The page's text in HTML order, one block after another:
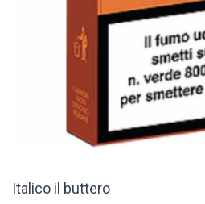
Italico il buttero